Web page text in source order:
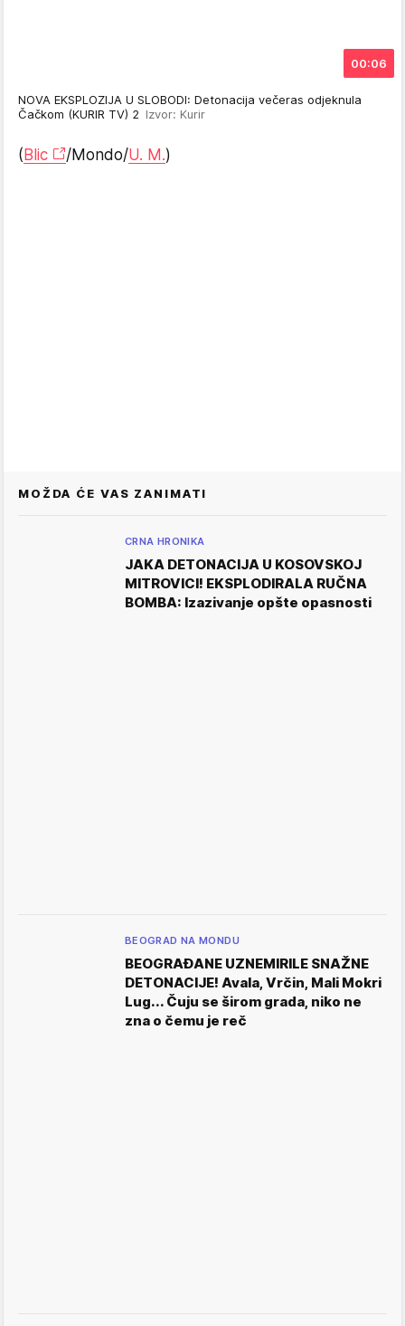
00:06
NOVA EKSPLOZIJA U SLOBODI: Detonacija večeras odjeknula
Čačkom (KURIR TV) 2 Izvor: Kurir
(Blic /Mondo/U. M.)
MOŽDA ĆE VAS ZANIMATI
CRNA HRONIKA
JAKA DETONACIJA U KOSOVSKOJ
MITROVICI! EKSPLODIRALA RUČNA
BOMBA: Izazivanje opšte opasnosti
BEOGRAD NA MONDU
BEOGRAĐANE UZNEMIRILE SNAŽNE
DETONACIJE! Avala, Vrčin, Mali Mokri
Lug... Čuju se širom grada, niko ne
zna o čemu je reč